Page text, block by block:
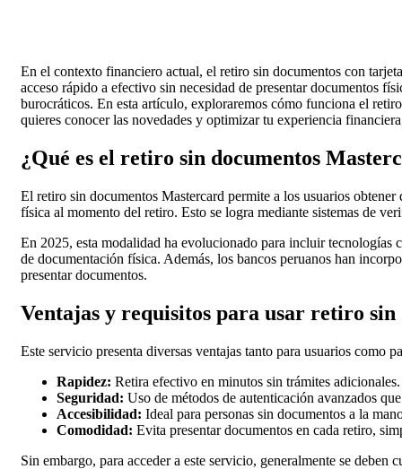
En el contexto financiero actual, el retiro sin documentos con
acceso rápido a efectivo sin necesidad de presentar documentos
burocráticos. En esta artículo, exploraremos cómo funciona el
quieres conocer las novedades y optimizar tu experiencia
¿Qué es el retiro sin documentos
El retiro sin documentos Mastercard permite a los usuarios
física al momento del retiro. Esto se logra mediante sistemas de
En 2025, esta modalidad ha evolucionado para incluir
de documentación física. Además, los bancos peruanos han
presentar documentos.
Ventajas y requisitos para usar retiro
Este servicio presenta diversas ventajas tanto para usuarios como
Rapidez: Retira efectivo en minutos sin trámites adicionales.
Seguridad: Uso de métodos de autenticación avanzados
Accesibilidad: Ideal para personas sin documentos a la
Comodidad: Evita presentar documentos en cada retiro,
Sin embargo, para acceder a este servicio, generalmente se deben